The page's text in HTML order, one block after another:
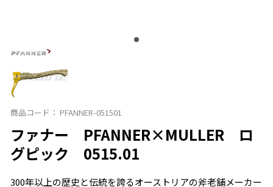
商品コード： PFANNER-051501
ファナー PFANNER×MULLER ロ
グピック 0515.01
300年以上の歴史と伝統を誇るオーストリアの斧老舗メーカー